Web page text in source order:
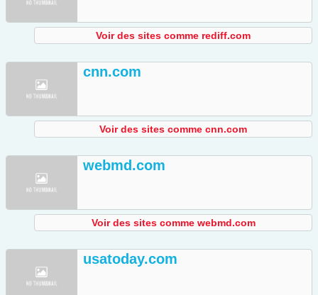
Voir des sites comme rediff.com
cnn.com
Voir des sites comme cnn.com
webmd.com
Voir des sites comme webmd.com
usatoday.com